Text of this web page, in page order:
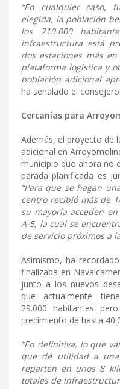
“En cualquier caso,
elegida, la población
los 210.000
infraestructura está
dos estaciones más
plataforma logística y
población adicional
ha señalado el consejero.
Cercanías para
Además, el proyecto de
adicional en
municipio que ahora no
parada planificada es
“Para que se hagan
centro recibió más de
su mayoría acceden
A-5, la cual se
de servicio próximos a
Asimismo, ha
finalizaba en
junto a los nuevos
que actualmente
29.000 habitantes
crecimiento de hasta
“En definitiva, lo que
que dé utilidad a
reparten en unos 8
totales de